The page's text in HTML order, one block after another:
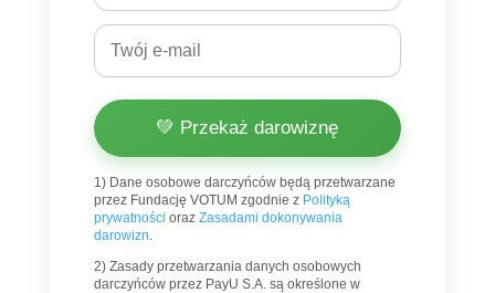
💚 Przekaż darowiznę
1) Dane osobowe darczyńców będą przetwarzane
przez Fundację VOTUM zgodnie z Polityką
prywatności oraz Zasadami dokonywania
darowizn.
2) Zasady przetwarzania danych osobowych
darczyńców przez PayU S.A. są określone w